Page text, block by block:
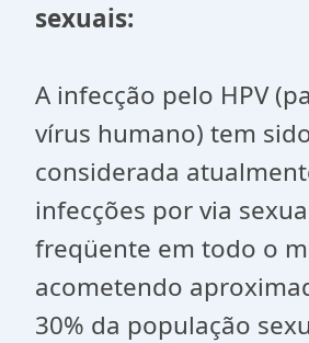
sexuais:
A infecção pelo HPV
vírus humano) tem
considerada
infecções por via
freqüente em todo o
acometendo
30% da população